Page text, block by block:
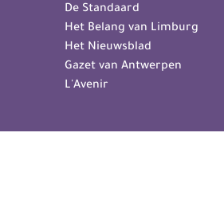
De Standaard
Het Belang van Limburg
Het Nieuwsblad
Gazet van Antwerpen
L'Avenir